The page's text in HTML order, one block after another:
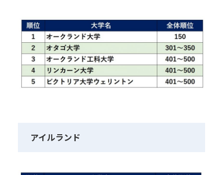
アイルランド